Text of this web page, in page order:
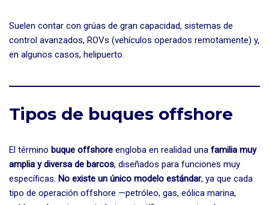
Suelen contar con grúas de gran capacidad, sistemas de
control avanzados, ROVs (vehículos operados remotamente) y,
en algunos casos, helipuerto.
Tipos de buques offshore
El término buque offshore engloba en realidad una familia muy
amplia y diversa de barcos, diseñados para funciones muy
específicas. No existe un único modelo estándar, ya que cada
tipo de operación offshore —petróleo, gas, eólica marina,